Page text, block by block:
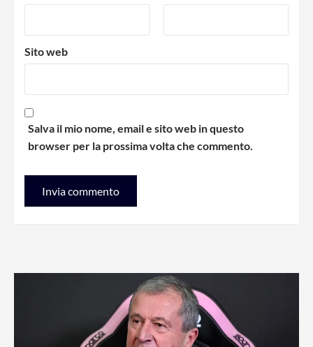
Sito web
Salva il mio nome, email e sito web in questo
browser per la prossima volta che commento.